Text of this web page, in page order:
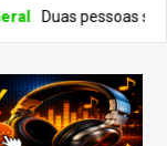
pessoas são